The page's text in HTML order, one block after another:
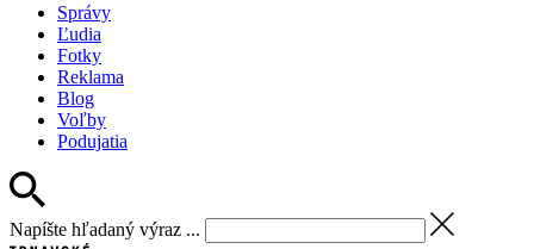
Správy
Ľudia
Fotky
Reklama
Blog
Voľby
Podujatia
Napíšte hľadaný výraz ...